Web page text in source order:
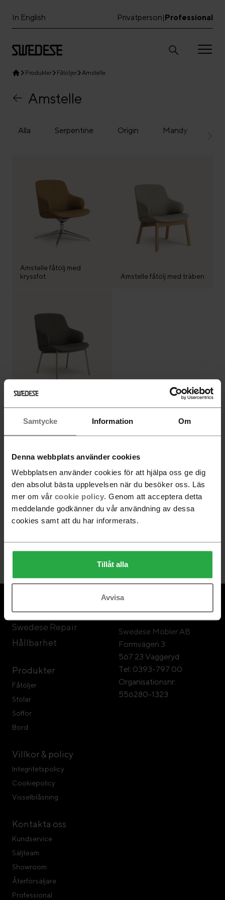
Samtycke Information Om
Denna webbplats använder cookies
Webbplatsen använder cookies för att hjälpa oss ge dig
den absolut bästa upplevelsen när du besöker oss. Läs
mer om vår cookie policy. Genom att acceptera detta
meddelande godkänner du vår användning av dessa
cookies samt att du har informerats.
Tillåt alla
Avvisa
In English Professional
|
Privatperson
Produkter Fåtöljer Amstelle
Amstelle
Alla Serpentine Origin Mandy
Amstelle fåtölj med
kryssfot
Amstelle fåtölj med träben
metallben
Följ Swedese
Gå med
Om Swedese
Swedese Repair
Hållbarhet
Produkter
Fåtöljer
Stolar
Soffor
Bord
Villkor & policy
Integritetspolicy
Cookiepolicy
Visselblåsning
Kontakta oss
Kundservice
Säljteam
Showroom
Återförsäljare
Professional
Swedese Möbler
Swedese Möbler AB
Formvägen 3
567 23 Vaggeryd
Tel: 0393-797 00
Organisationsnr:
556280-1323